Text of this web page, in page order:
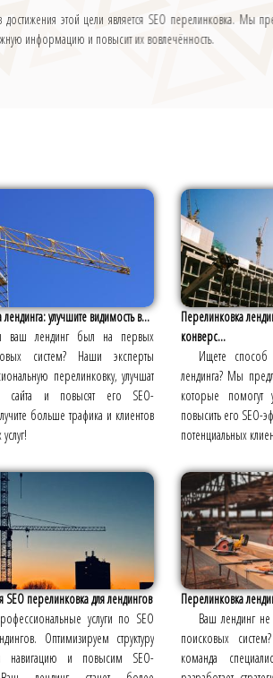
этой цели является SEO перелинковка. Мы
информацию и повысит их вовлечённость.
улучшите видимость в...
ваш лендинг был на первых
систем? Наши эксперты
перелинковку, улучшат
сайта и повысят его SEO-
больше трафика и клиентов
Перелинковка
конверс...
Ищете способ
лендинга? Мы
которые помогут
повысить его SEO-
потенциальных
перелинковка для лендингов
услуги по SEO
Оптимизируем структуру
навигацию и повысим SEO-
Перелинковка
Ваш лендинг не
поисковых
команда